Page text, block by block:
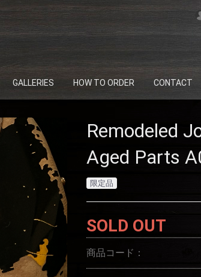
GALLERIES HOW TO ORDER CONTACT
Remodeled
Aged Parts
限定品
SOLD OUT
商品コード：